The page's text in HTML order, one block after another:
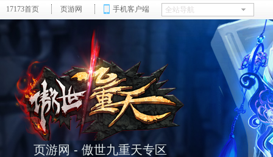
17173首页 页游网 手机客户端
页游网 - 傲世九重天专区